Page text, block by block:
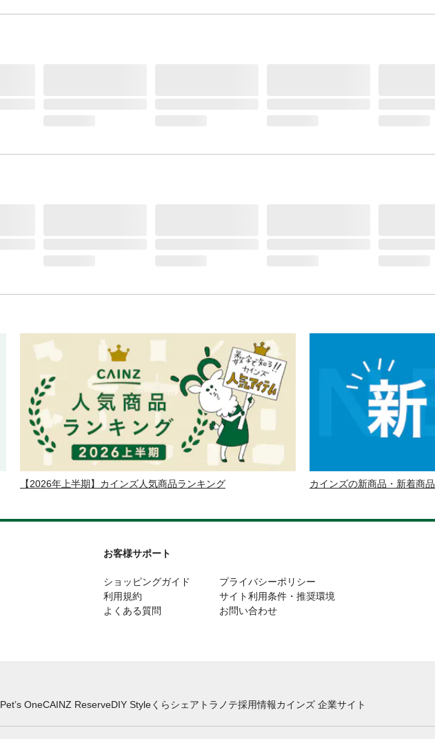
【2026年上半期】カインズ人気商品ランキング カインズの新商品・新着商品
お客様サポート
ショッピングガイド
利用規約
よくある質問
プライバシーポリシー
サイト利用条件・推奨環境
お問い合わせ
Pet’s OneCAINZ ReserveDIY Styleくらシェア トラノテ採用情報カインズ 企業サイト